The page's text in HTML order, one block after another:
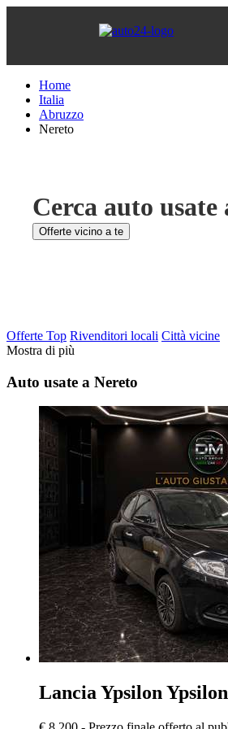
Home
Italia
Abruzzo
Nereto
Cerca auto usate
Offerte vicino a te
Offerte Top Rivenditori locali Città vicine
Mostra di più
Auto usate a Nereto
Lancia Ypsilon